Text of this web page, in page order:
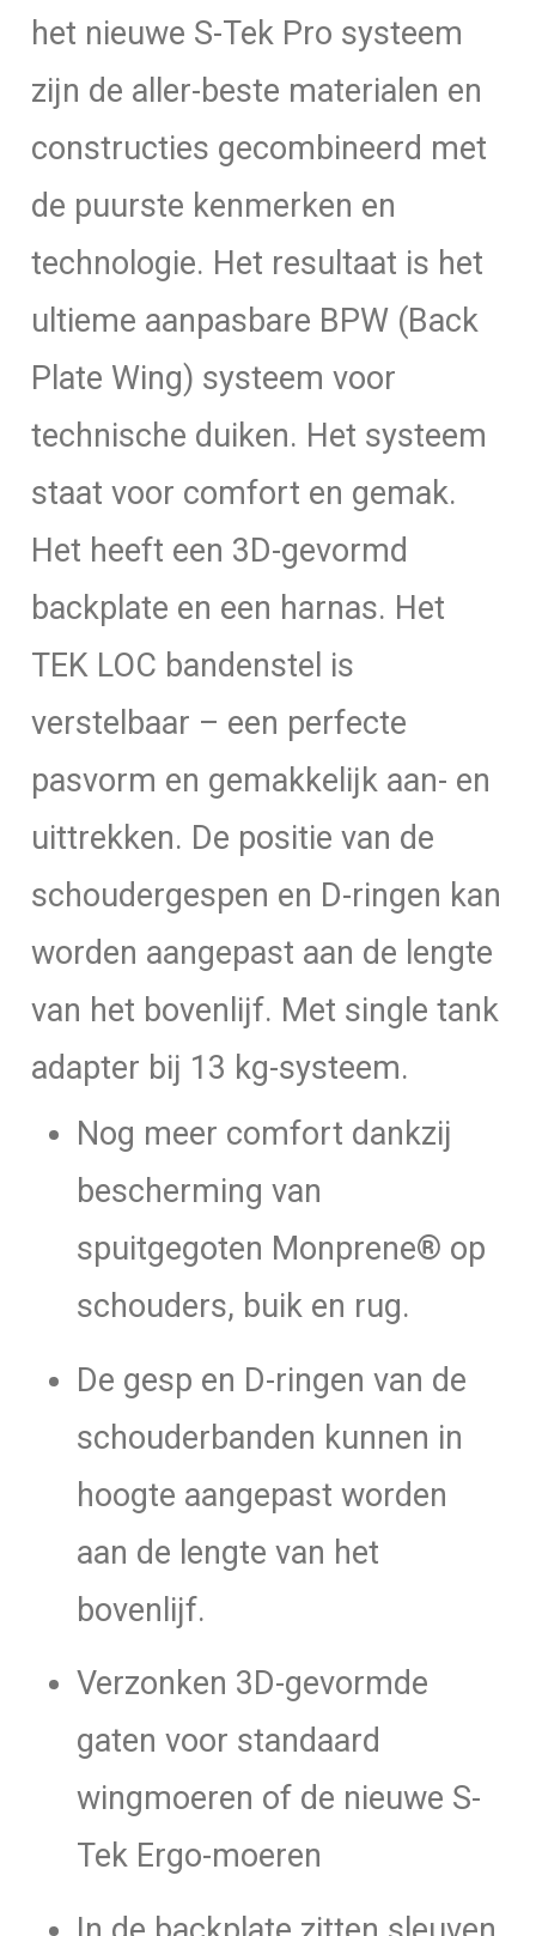
het nieuwe S-Tek Pro systeem
zijn de aller-beste materialen en
constructies gecombineerd met
de puurste kenmerken en
technologie. Het resultaat is het
ultieme aanpasbare BPW (Back
Plate Wing) systeem voor
technische duiken. Het systeem
staat voor comfort en gemak.
Het heeft een 3D-gevormd
backplate en een harnas. Het
TEK LOC bandenstel is
verstelbaar – een perfecte
pasvorm en gemakkelijk aan- en
uittrekken. De positie van de
schoudergespen en D-ringen kan
worden aangepast aan de lengte
van het bovenlijf. Met single tank
adapter bij 13 kg-systeem.
Nog meer comfort dankzij
bescherming van
spuitgegoten Monprene® op
schouders, buik en rug.
De gesp en D-ringen van de
schouderbanden kunnen in
hoogte aangepast worden
aan de lengte van het
bovenlijf.
Verzonken 3D-gevormde
gaten voor standaard
wingmoeren of de nieuwe S-
Tek Ergo-moeren